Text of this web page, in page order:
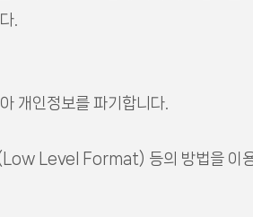
.
개인정보를 파기합니다.
Level Format) 등의 방법을 이